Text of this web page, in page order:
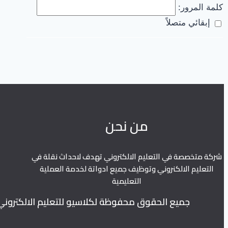
كلمة المرور:
إبقائي متصلاً
من نحن
شركة متخصصة في التعليم الالكتروني تهدف لاحداث نقلة في
التعليم الالكنروني وتوظيف جميع ادواتة لخدمة العملية
التعليمية
جميع الحقوق محفوظة لكلاسيو للتعليم